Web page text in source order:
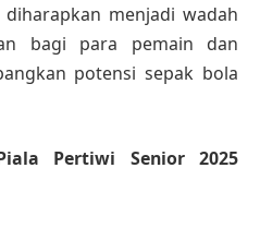
menjadi wadah
bagi para pemain dan
potensi sepak bola
Pertiwi Senior 2025